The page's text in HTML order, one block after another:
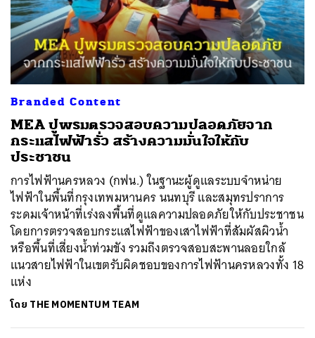
Branded Content
MEA ปูพรมตรวจสอบความปลอดภัยจาก
กระแสไฟฟ้ารั่ว สร้างความมั่นใจให้กับ
ประชาชน
การไฟฟ้านครหลวง (กฟน.) ในฐานะผู้ดูแลระบบจำหน่าย
ไฟฟ้าในพื้นที่กรุงเทพมหานคร นนทบุรี และสมุทรปราการ
ระดมเจ้าหน้าที่เร่งลงพื้นที่ดูแลความปลอดภัยให้กับประชาชน
โดยการตรวจสอบกระแสไฟฟ้าของเสาไฟฟ้าที่สัมผัสผิวน้ำ
หรือพื้นที่เสี่ยงน้ำท่วมขัง รวมถึงตรวจสอบสะพานลอยใกล้
แนวสายไฟฟ้าในเขตรับผิดชอบของการไฟฟ้านครหลวงทั้ง 18
แห่ง
โดย THE MOMENTUM TEAM
ค้นหา